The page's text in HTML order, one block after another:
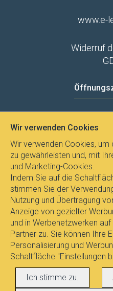
www.e-
Widerruf
Alle Rechte
Wir verwenden Cookies
Wir verwenden Cookies,
zu gewährleisten und, mit
und Marketing-Cookies.
Indem Sie auf die
stimmen Sie der
Nutzung und Übertragung
Anzeige von gezielter
und in Werbenetzwerken
Partner zu. Sie können Ihre
Personalisierung und
Schaltfläche "Einstellungen
Ich stimme zu.